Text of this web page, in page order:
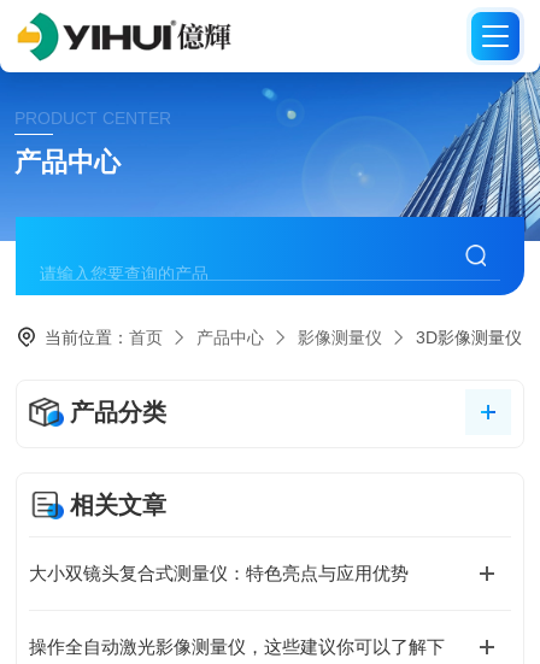
PRODUCT CENTER
产品中心
当前位置：首页 产品中心 影像测量仪 3D影像测量仪
产品分类
相关文章
大小双镜头复合式测量仪：特色亮点与应用优势
操作全自动激光影像测量仪，这些建议你可以了解下